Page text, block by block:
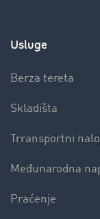
Usluge
Berza tereta
Skladišta
Trransportni
Međunarodna
Praćenje